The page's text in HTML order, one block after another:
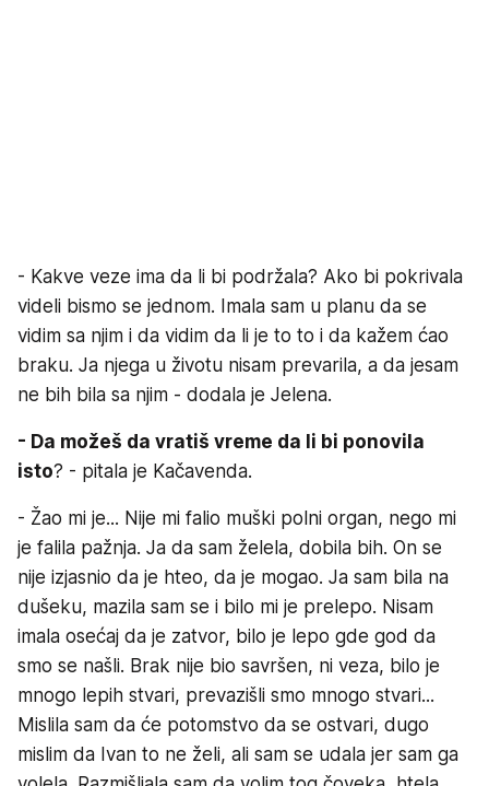
- Kakve veze ima da li bi podržala? Ako bi pokrivala
videli bismo se jednom. Imala sam u planu da se
vidim sa njim i da vidim da li je to to i da kažem ćao
braku. Ja njega u životu nisam prevarila, a da jesam
ne bih bila sa njim - dodala je Jelena.
- Da možeš da vratiš vreme da li bi ponovila
isto? - pitala je Kačavenda.
- Žao mi je... Nije mi falio muški polni organ, nego mi
je falila pažnja. Ja da sam želela, dobila bih. On se
nije izjasnio da je hteo, da je mogao. Ja sam bila na
dušeku, mazila sam se i bilo mi je prelepo. Nisam
imala osećaj da je zatvor, bilo je lepo gde god da
smo se našli. Brak nije bio savršen, ni veza, bilo je
mnogo lepih stvari, prevazišli smo mnogo stvari...
Mislila sam da će potomstvo da se ostvari, dugo
mislim da Ivan to ne želi, ali sam se udala jer sam ga